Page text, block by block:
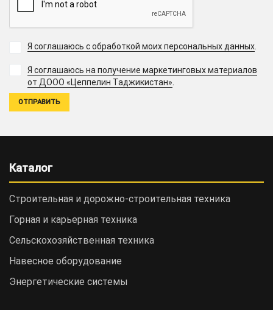
Я соглашаюсь с обработкой моих персональных данных.
Я соглашаюсь на получение маркетинговых материалов
от ДООО «Цеппелин Таджикистан».
Каталог
Строительная и дорожно-cтроительная техника
Горная и карьерная техника
Сельскохозяйственная техника
Навесное оборудование
Энергетические системы